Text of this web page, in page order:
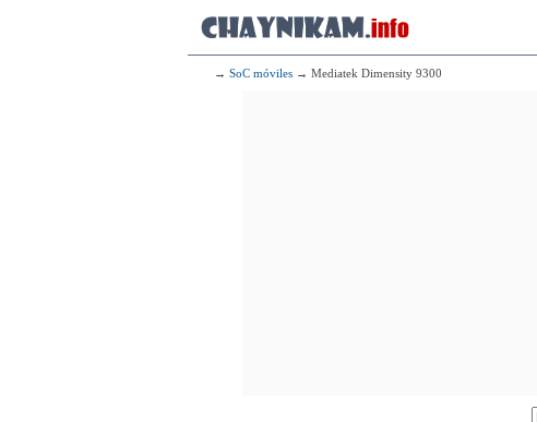
→ SoC móviles → Mediatek Dimensity 9300